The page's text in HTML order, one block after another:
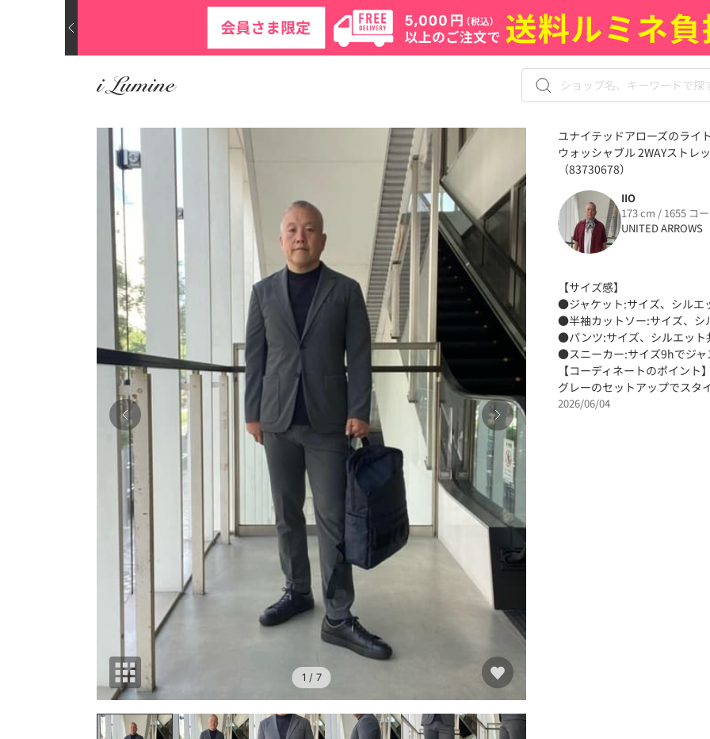
1 / 7
ユナイテッドアローズのライ
ウォッシャブル 2WAYストレ
（83730678）
IIO
173 cm / 1655 コ
UNITED ARROWS
【サイズ感】
●ジャケット:サイズ、シルエ
●半袖カットソー:サイズ、シ
●パンツ:サイズ、シルエット
●スニーカー:サイズ9hでジャ
【コーディネートのポイント】
グレーのセットアップでスタ
2026/06/04